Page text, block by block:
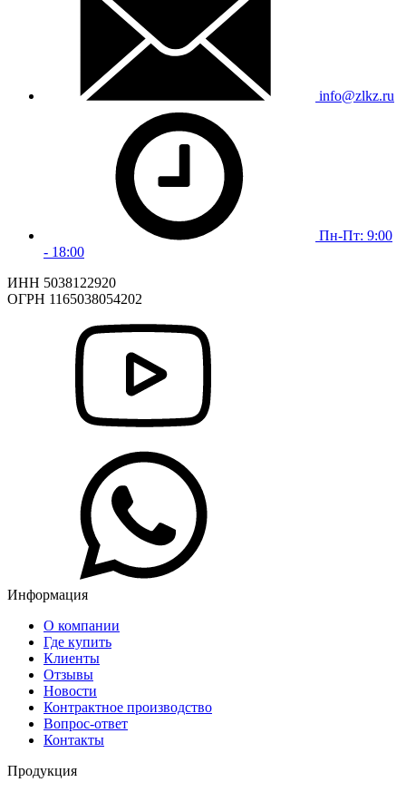
info@zlkz.ru
Пн-Пт: 9:00
- 18:00
ИНН 5038122920
ОГРН 1165038054202
Информация
О компании
Где купить
Клиенты
Отзывы
Новости
Контрактное производство
Вопрос-ответ
Контакты
Продукция